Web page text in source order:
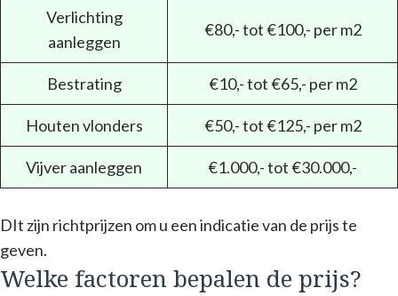
Verlichting
aanleggen
€80,- tot €100,- per m2
Bestrating €10,- tot €65,- per m2
Houten vlonders €50,- tot €125,- per m2
Vijver aanleggen €1.000,- tot €30.000,-
DIt zijn richtprijzen om u een indicatie van de prijs te
geven.
Welke factoren bepalen de prijs?